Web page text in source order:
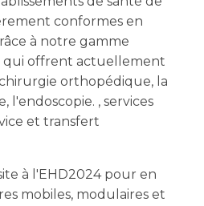
conformes en
à notre gamme
qui offrent actuellement
orthopédique, la
, services
et transfert
à l'EHD2024 pour en
mobiles, modulaires et